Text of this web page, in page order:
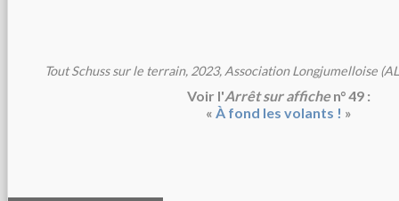
Tout Schuss sur le terrain, 2023, Association Longjumelloise
Voir l'Arrêt sur affichen° 49 :
«À fond les volants ! »